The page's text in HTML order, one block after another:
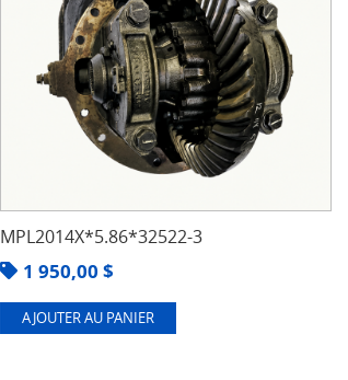
MPL2014X*5.86*32522-3
1 950,00 $
AJOUTER AU PANIER